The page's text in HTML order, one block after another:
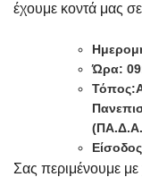
έχουμε κοντά μας
Ώρα:
Σας περιμένουμε